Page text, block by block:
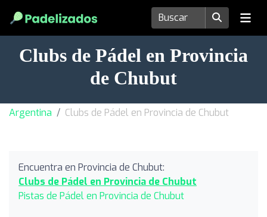
Clubs de Pádel en Provincia
de Chubut
Argentina Clubs de Pádel en Provincia de Chubut
Encuentra en Provincia de Chubut:
Clubs de Pádel en Provincia de Chubut
Pistas de Pádel en Provincia de Chubut